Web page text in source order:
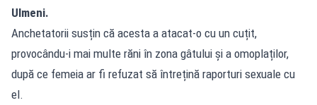
Ulmeni.
Anchetatorii susțin că acesta a atacat-o cu un cuțit,
provocându-i mai multe răni în zona gâtului și a omoplaților,
după ce femeia ar fi refuzat să întrețină raporturi sexuale cu
el.